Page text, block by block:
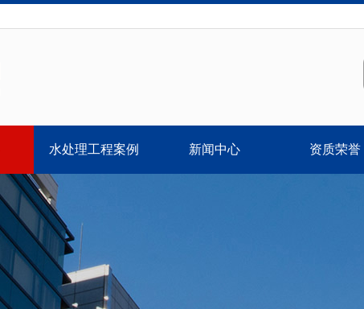
水处理工程案例 新闻中心 资质荣誉